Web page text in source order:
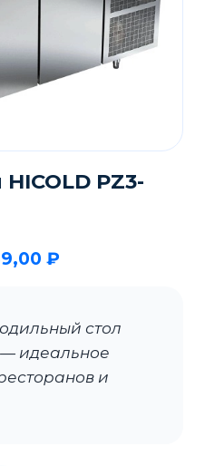
PZ3-
₽
стол
— идеальное
и